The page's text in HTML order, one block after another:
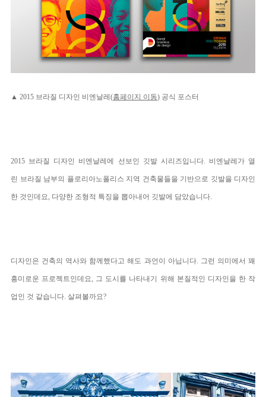
▲ 2015 브라질 디자인 비엔날레(홈페이지 이동) 공식 포스터
2015 브라질 디자인 비엔날레에 선보인 깃발 시리즈입니다. 비엔날레가 열
린 브라질 남부의 플로리아노폴리스 지역 건축물들을 기반으로 깃발을 디자인
한 것인데요, 다양한 조형적 특징을 뽑아내어 깃발에 담았습니다.
디자인은 건축의 역사와 함께했다고 해도 과언이 아닙니다. 그런 의미에서 꽤
흥미로운 프로젝트인데요, 그 도시를 나타내기 위해 본질적인 디자인을 한 작
업인 것 같습니다. 살펴볼까요?